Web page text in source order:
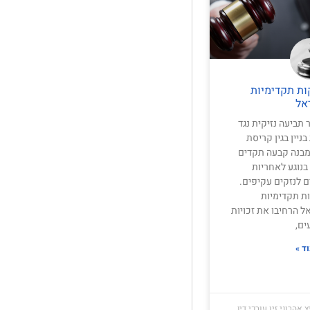
תקדימיות
תביעה נזיקית נגד
בגין קריסת
קבעה תקדים
לאחריות
לנזקים עקיפים.
תקדימיות
הרחיבו את זכויות
»